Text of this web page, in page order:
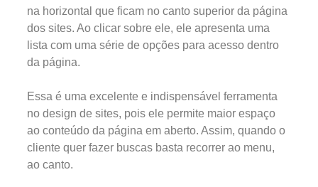
na horizontal que ficam no canto superior da página
dos sites. Ao clicar sobre ele, ele apresenta uma
lista com uma série de opções para acesso dentro
da página.
Essa é uma excelente e indispensável ferramenta
no design de sites, pois ele permite maior espaço
ao conteúdo da página em aberto. Assim, quando o
cliente quer fazer buscas basta recorrer ao menu,
ao canto.